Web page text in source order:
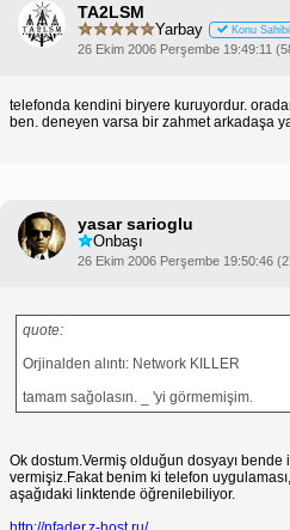
TA2LSM
Yarbay Konu Sahibi
26 Ekim 2006 Perşembe 19:49:11
telefonda kendini biryere kuruyordur.
ben. deneyen varsa bir zahmet arkadaşa
yasar sarioglu
Onbaşı
26 Ekim 2006 Perşembe 19:50:46
quote:
Orjinalden alıntı: Network KILLER
tamam sağolasın. _ 'yi görmemişim.
Ok dostum.Vermiş olduğun dosyayı bende
vermişiz.Fakat benim ki telefon
aşağıdaki linktende öğrenilebiliyor.